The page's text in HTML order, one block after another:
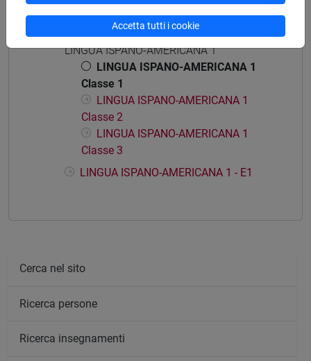
Struttura generale dell'insegnamento
LINGUA ISPANO-AMERICANA 1
LINGUA ISPANO-AMERICANA 1
LINGUA ISPANO-AMERICANA 1
Classe 1
LINGUA ISPANO-AMERICANA 1
Classe 2
LINGUA ISPANO-AMERICANA 1
Classe 3
LINGUA ISPANO-AMERICANA 1 - E1
Cerca nel sito
Ricerca persone
Ricerca insegnamenti
Accetta tutti i cookie